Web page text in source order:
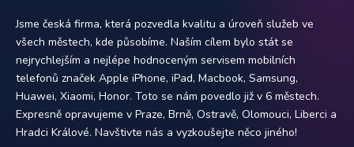
Jsme česká firma, která pozvedla kvalitu a úroveň služeb ve
všech městech, kde působíme. Naším cílem bylo stát se
nejrychlejším a nejlépe hodnoceným servisem mobilních
telefonů značek Apple iPhone, iPad, Macbook, Samsung,
Huawei, Xiaomi, Honor. Toto se nám povedlo již v 6 městech.
Expresně opravujeme v Praze, Brně, Ostravě, Olomouci, Liberci a
Hradci Králové. Navštivte nás a vyzkoušejte něco jiného!